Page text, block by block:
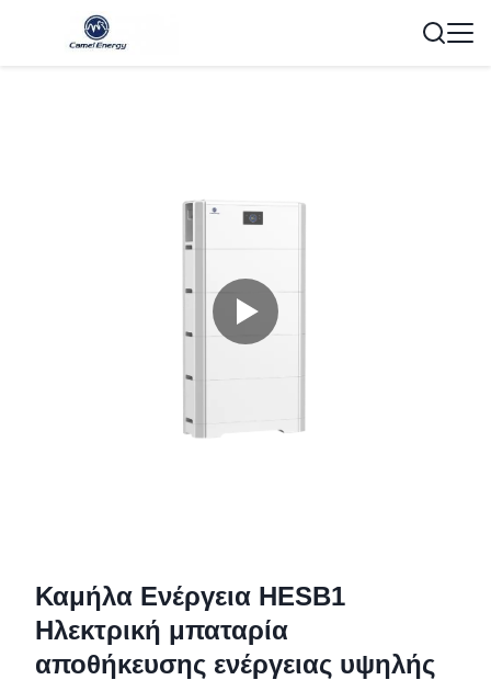
Καμήλα Ενέργεια HESB1
Ηλεκτρική μπαταρία
αποθήκευσης ενέργειας υψηλής